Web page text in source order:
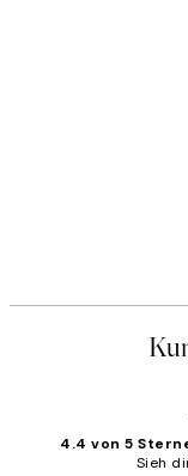
4.4 von 5
Sieh